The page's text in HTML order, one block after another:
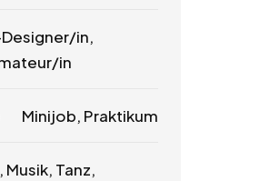
in,
in
Minijob, Praktikum
Musik, Tanz,